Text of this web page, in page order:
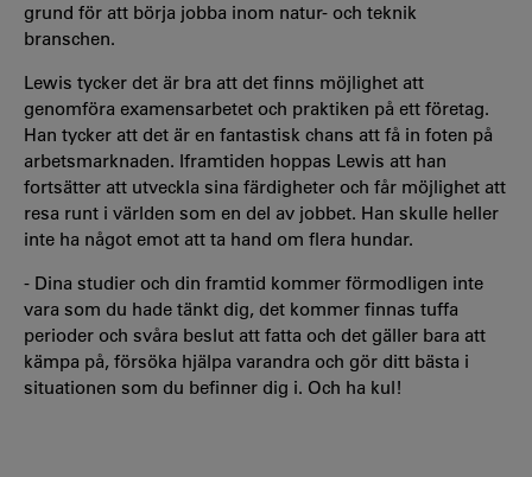
grund för att börja jobba inom natur- och teknik
branschen.
Lewis tycker det är bra att det finns möjlighet att
genomföra examensarbetet och praktiken på ett företag.
Han tycker att det är en fantastisk chans att få in foten på
arbetsmarknaden. Iframtiden hoppas Lewis att han
fortsätter att utveckla sina färdigheter och får möjlighet att
resa runt i världen som en del av jobbet. Han skulle heller
inte ha något emot att ta hand om flera hundar.
- Dina studier och din framtid kommer förmodligen inte
vara som du hade tänkt dig, det kommer finnas tuffa
perioder och svåra beslut att fatta och det gäller bara att
kämpa på, försöka hjälpa varandra och gör ditt bästa i
situationen som du befinner dig i. Och ha kul!